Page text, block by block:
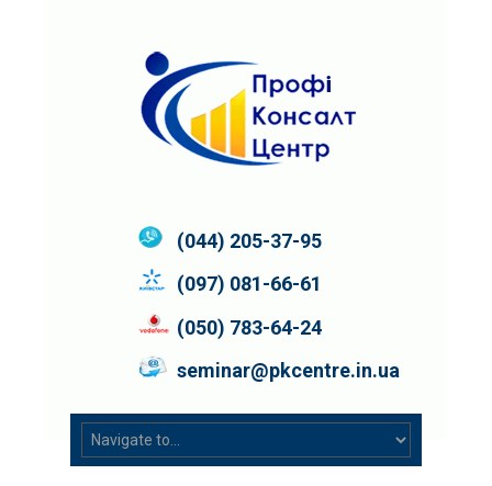
(044) 205-37-95
(097) 081-66-61
(050) 783-64-24
seminar@pkcentre.in.ua